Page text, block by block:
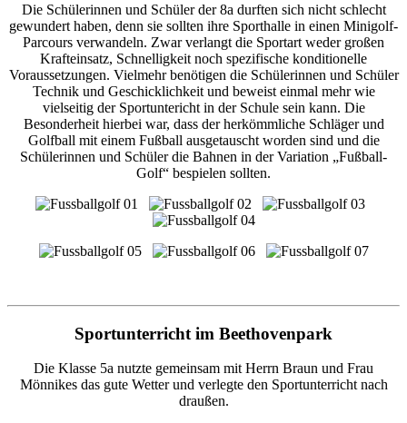
Die Schülerinnen und Schüler der 8a durften sich nicht schlecht
gewundert haben, denn sie sollten ihre Sporthalle in einen Minigolf-
Parcours verwandeln. Zwar verlangt die Sportart weder großen
Krafteinsatz, Schnelligkeit noch spezifische konditionelle
Voraussetzungen. Vielmehr benötigen die Schülerinnen und Schüler
Technik und Geschicklichkeit und beweist einmal mehr wie
vielseitig der Sportuntericht in der Schule sein kann. Die
Besonderheit hierbei war, dass der herkömmliche Schläger und
Golfball mit einem Fußball ausgetauscht worden sind und die
Schülerinnen und Schüler die Bahnen in der Variation „Fußball-
Golf“ bespielen sollten.
Sportunterricht im Beethovenpark
Die Klasse 5a nutzte gemeinsam mit Herrn Braun und Frau
Mönnikes das gute Wetter und verlegte den Sportunterricht nach
draußen.